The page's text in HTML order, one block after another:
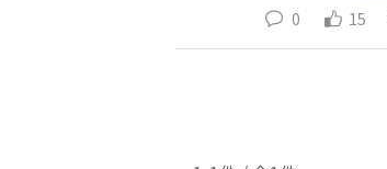
0 15